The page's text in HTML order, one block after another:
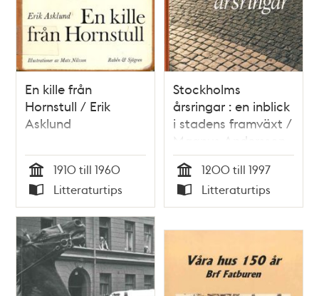
En kille från
Hornstull / Erik
Asklund
Tid
1910 till 1960
Typ
Litteraturtips
Stockholms
årsringar : en inblick
i stadens framväxt /
Magnus Andersson
Tid
1200 till 1997
Typ
Litteraturtips